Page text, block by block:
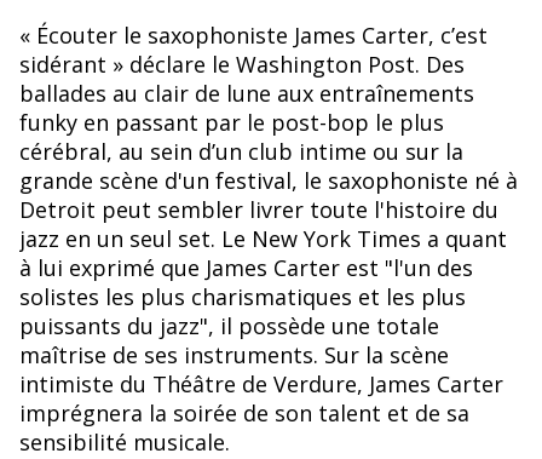
« Écouter le saxophoniste James Carter, c’est
sidérant » déclare le Washington Post. Des
ballades au clair de lune aux entraînements
funky en passant par le post-bop le plus
cérébral, au sein d’un club intime ou sur la
grande scène d'un festival, le saxophoniste né à
Detroit peut sembler livrer toute l'histoire du
jazz en un seul set. Le New York Times a quant
à lui exprimé que James Carter est "l'un des
solistes les plus charismatiques et les plus
puissants du jazz", il possède une totale
maîtrise de ses instruments. Sur la scène
intimiste du Théâtre de Verdure, James Carter
imprégnera la soirée de son talent et de sa
sensibilité musicale.